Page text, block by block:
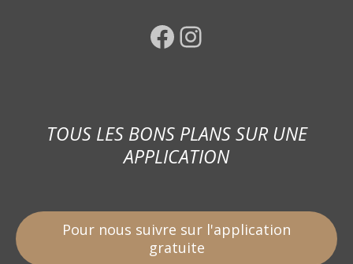
Facebook Instagram
TOUS LES BONS PLANS SUR UNE
APPLICATION
Pour nous suivre sur l'application
gratuite